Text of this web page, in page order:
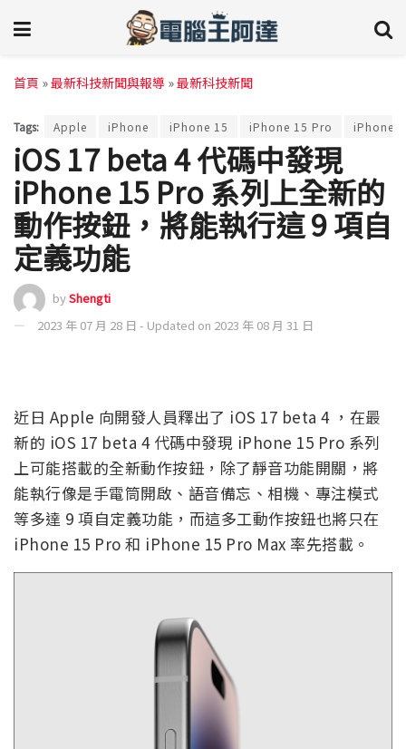
首頁 »最新科技新聞與報導 »最新科技新聞
Tags: Apple iPhone iPhone 15 iPhone 15 Pro iPhone
iOS 17 beta 4 代碼中發現
iPhone 15 Pro 系列上全新的
動作按鈕，將能執行這 9 項自
定義功能
byShengti
2023 年 07 月 28 日 - Updated on 2023 年 08 月 31 日
近日 Apple 向開發人員釋出了 iOS 17 beta 4 ，在最
新的 iOS 17 beta 4 代碼中發現 iPhone 15 Pro 系列
上可能搭載的全新動作按鈕，除了靜音功能開關，將
能執行像是手電筒開啟、語音備忘、相機、專注模式
等多達 9 項自定義功能，而這多工動作按鈕也將只在
iPhone 15 Pro 和 iPhone 15 Pro Max 率先搭載。